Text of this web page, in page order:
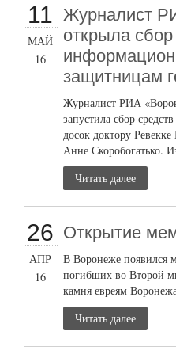
11
МАЙ
16
Журналист
открыла
защитницам
Журналист РИА
запустила сбор
досок доктору
Анне Скоробогатько.
Читать далее
26
АПР
16
Открытие
В Воронеже появился
погибших во Второй
камня евреям
Читать далее